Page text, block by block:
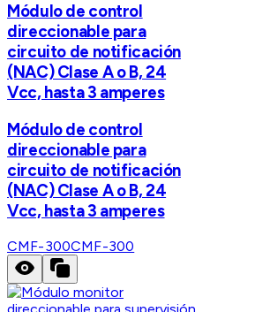
Módulo de control
direccionable para
circuito de notificación
(NAC) Clase A o B, 24
Vcc, hasta 3 amperes
Módulo de control
direccionable para
circuito de notificación
(NAC) Clase A o B, 24
Vcc, hasta 3 amperes
CMF-300CMF-300